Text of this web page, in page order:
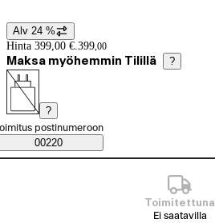
Hintatiedot
Alv 24 %
Hinta 399,00 €. 399,00
Maksa myöhemmin Tilillä ?
?
Saatavuustiedot
tilaustapa
postinumeroon
00220
Toimitettuna
Ei saatavilla